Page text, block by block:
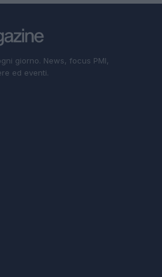
giorno. News, focus PMI,
ed eventi.